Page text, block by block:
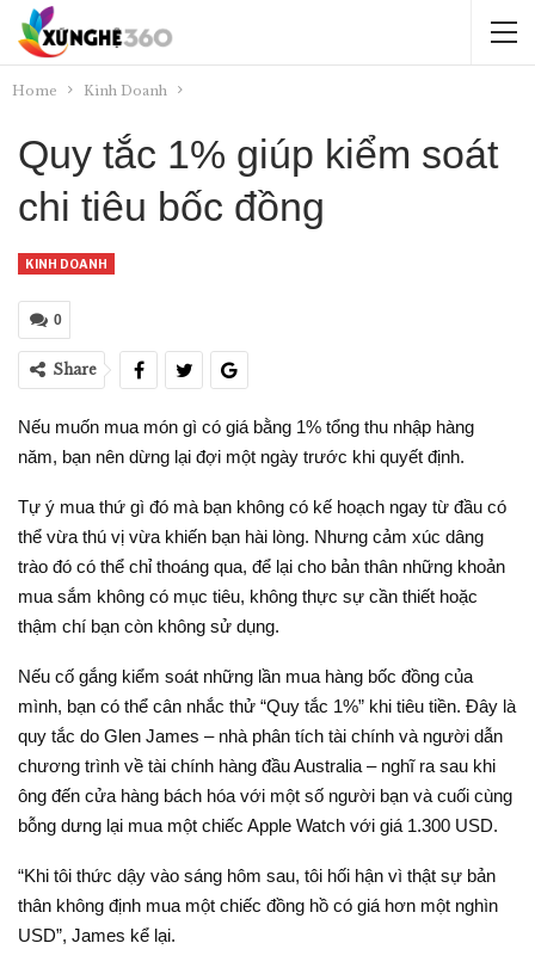
Home Kinh Doanh
Quy tắc 1% giúp kiểm soát
chi tiêu bốc đồng
KINH DOANH
0
Share
Nếu muốn mua món gì có giá bằng 1% tổng thu nhập hàng
năm, bạn nên dừng lại đợi một ngày trước khi quyết định.
Tự ý mua thứ gì đó mà bạn không có kế hoạch ngay từ đầu có
thể vừa thú vị vừa khiến bạn hài lòng. Nhưng cảm xúc dâng
trào đó có thể chỉ thoáng qua, để lại cho bản thân những khoản
mua sắm không có mục tiêu, không thực sự cần thiết hoặc
thậm chí bạn còn không sử dụng.
Nếu cố gắng kiểm soát những lần mua hàng bốc đồng của
mình, bạn có thể cân nhắc thử “Quy tắc 1%” khi tiêu tiền. Đây là
quy tắc do Glen James – nhà phân tích tài chính và người dẫn
chương trình về tài chính hàng đầu Australia – nghĩ ra sau khi
ông đến cửa hàng bách hóa với một số người bạn và cuối cùng
bỗng dưng lại mua một chiếc Apple Watch với giá 1.300 USD.
“Khi tôi thức dậy vào sáng hôm sau, tôi hối hận vì thật sự bản
thân không định mua một chiếc đồng hồ có giá hơn một nghìn
USD”, James kể lại.